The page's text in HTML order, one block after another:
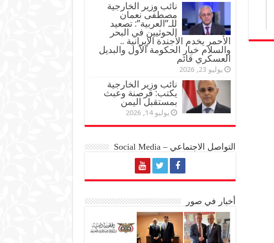
نائب وزير الخارجية
مصطفى نعمان
للـ”العربية”: تصعيد
الحوثيين في البحر
الأحمر يخدم الأجندة الإيرانية ..
والسلام خيار الحكومة الأول والبديل
العسكري قائم
يوليو 23, 2026
نائب وزير الخارجية
يكتب: قرصنة وعبث
بمستقبل اليمن
يوليو 14, 2026
التواصل الاجتماعي – Social Media
أخبار في صور